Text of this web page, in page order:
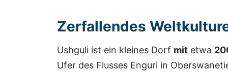
Zerfallendes
Ushguli ist ein kleines Dorf mit etwa
Ufer des Flusses Enguri in